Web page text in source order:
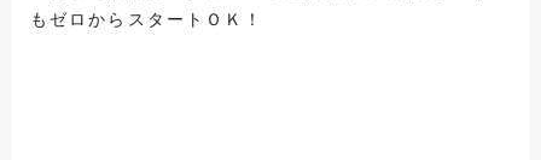
もゼロからスタートＯＫ！